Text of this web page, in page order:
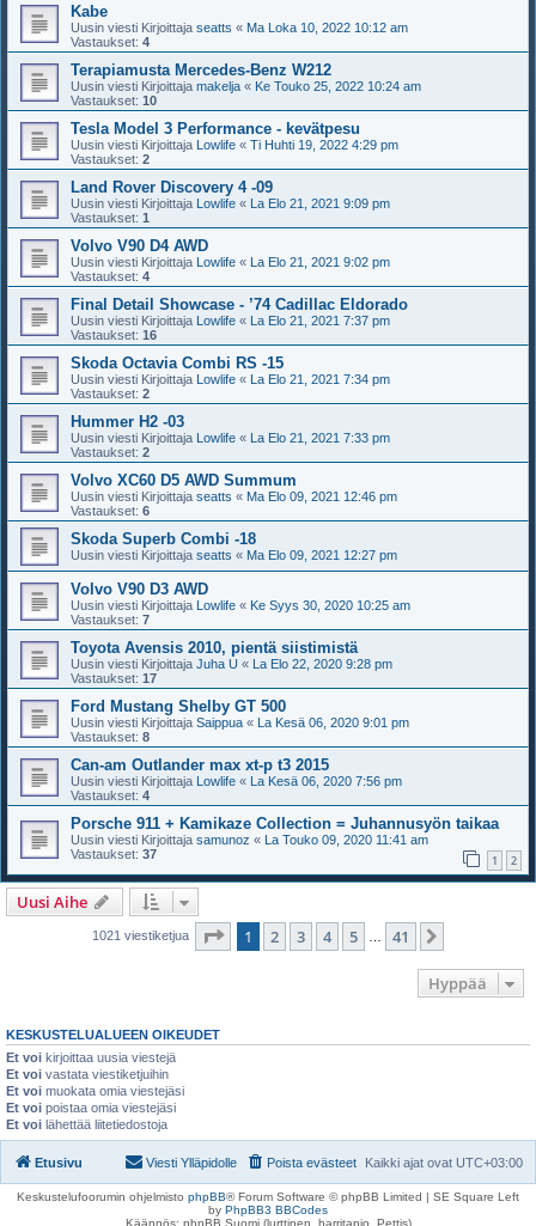
Kabe
Uusin viesti Kirjoittaja seatts « Ma Loka 10, 2022 10:12 am
Vastaukset: 4
Terapiamusta Mercedes-Benz W212
Uusin viesti Kirjoittaja makelja « Ke Touko 25, 2022 10:24 am
Vastaukset: 10
Tesla Model 3 Performance - kevätpesu
Uusin viesti Kirjoittaja Lowlife « Ti Huhti 19, 2022 4:29 pm
Vastaukset: 2
Land Rover Discovery 4 -09
Uusin viesti Kirjoittaja Lowlife « La Elo 21, 2021 9:09 pm
Vastaukset: 1
Volvo V90 D4 AWD
Uusin viesti Kirjoittaja Lowlife « La Elo 21, 2021 9:02 pm
Vastaukset: 4
Final Detail Showcase - ’74 Cadillac Eldorado
Uusin viesti Kirjoittaja Lowlife « La Elo 21, 2021 7:37 pm
Vastaukset: 16
Skoda Octavia Combi RS -15
Uusin viesti Kirjoittaja Lowlife « La Elo 21, 2021 7:34 pm
Vastaukset: 2
Hummer H2 -03
Uusin viesti Kirjoittaja Lowlife « La Elo 21, 2021 7:33 pm
Vastaukset: 2
Volvo XC60 D5 AWD Summum
Uusin viesti Kirjoittaja seatts « Ma Elo 09, 2021 12:46 pm
Vastaukset: 6
Skoda Superb Combi -18
Uusin viesti Kirjoittaja seatts « Ma Elo 09, 2021 12:27 pm
Volvo V90 D3 AWD
Uusin viesti Kirjoittaja Lowlife « Ke Syys 30, 2020 10:25 am
Vastaukset: 7
Toyota Avensis 2010, pientä siistimistä
Uusin viesti Kirjoittaja Juha U « La Elo 22, 2020 9:28 pm
Vastaukset: 17
Ford Mustang Shelby GT 500
Uusin viesti Kirjoittaja Saippua « La Kesä 06, 2020 9:01 pm
Vastaukset: 8
Can-am Outlander max xt-p t3 2015
Uusin viesti Kirjoittaja Lowlife « La Kesä 06, 2020 7:56 pm
Vastaukset: 4
Porsche 911 + Kamikaze Collection = Juhannusyön taikaa
Uusin viesti Kirjoittaja samunoz « La Touko 09, 2020 11:41 am
Vastaukset: 37 1 2
Uusi Aihe
1021 viestiketjua Sivu /41
1 2 3 4 5 41
Hyppää
KESKUSTELUALUEEN OIKEUDET
Et voi kirjoittaa uusia viestejä
Et voi vastata viestiketjuihin
Et voi muokata omia viestejäsi
Et voi poistaa omia viestejäsi
Et voi lähettää liitetiedostoja
Etusivu Kaikki ajat ovat UTC+03:00
Poista evästeet
Viesti Ylläpidolle
Keskustelufoorumin ohjelmisto phpBB® Forum Software © phpBB Limited | SE Square Left
by PhpBB3 BBCodes
Käännös: phpBB Suomi (lurttinen, harritapio, Pettis)